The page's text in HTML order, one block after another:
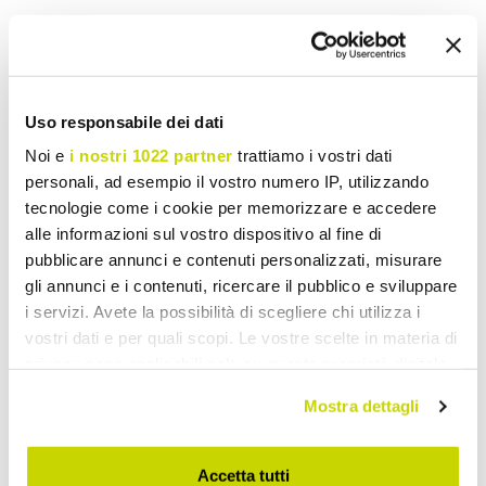
Uso responsabile dei dati
Noi e i nostri 1022 partner trattiamo i vostri dati
personali, ad esempio il vostro numero IP, utilizzando
tecnologie come i cookie per memorizzare e accedere
alle informazioni sul vostro dispositivo al fine di
pubblicare annunci e contenuti personalizzati, misurare
gli annunci e i contenuti, ricercare il pubblico e sviluppare
i servizi. Avete la possibilità di scegliere chi utilizza i
vostri dati e per quali scopi. Le vostre scelte in materia di
modificare o revocare il proprio consenso in qualsiasi
momento dalla Dichiarazione sui cookie o facendo clic
sull'icona di attivazione della privacy.
Mostra dettagli
Accetta tutti
Vrijstaande Baden